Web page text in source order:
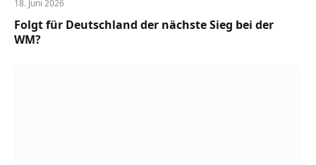
18. Juni 2026
Folgt für Deutschland der nächste Sieg bei der
WM?